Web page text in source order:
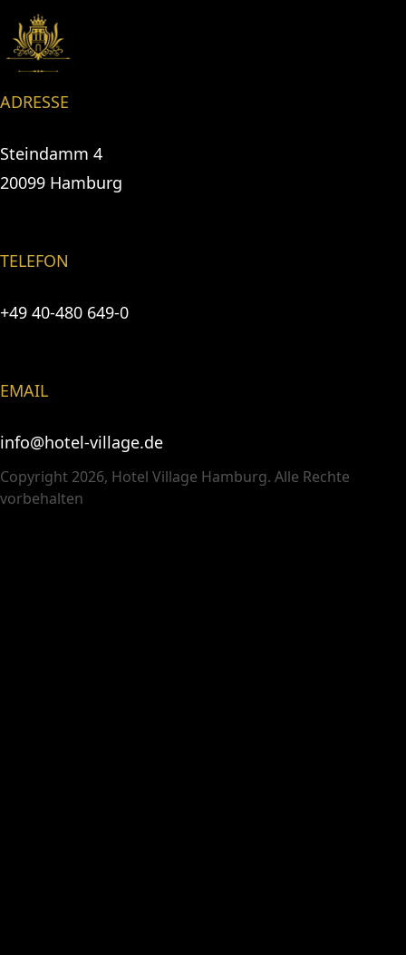
ADRESSE
Steindamm 4
20099 Hamburg
TELEFON
+49 40-480 649-0
EMAIL
info@hotel-village.de
Copyright 2026, Hotel Village Hamburg. Alle Rechte
vorbehalten